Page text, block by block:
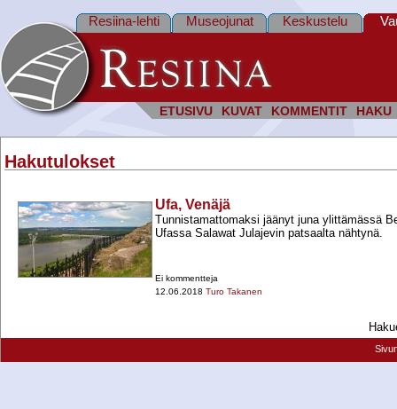
ETUSIVU KUVAT KOMMENTIT HAKU
Resiina-lehti Museojunat Keskustelu
Hakutulokset
Ufa, Venäjä
Tunnistamattomaksi jäänyt juna ylittämässä
Ufassa Salawat Julajevin patsaalta nähtynä.
Ei kommentteja
12.06.2018 Turo Takanen